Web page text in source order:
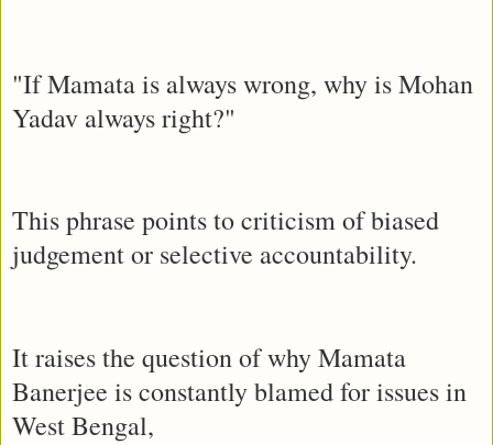
"If Mamata is always wrong, why is Mohan
Yadav always right?"
This phrase points to criticism of biased
judgement or selective accountability.
It raises the question of why Mamata
Banerjee is constantly blamed for issues in
West Bengal,